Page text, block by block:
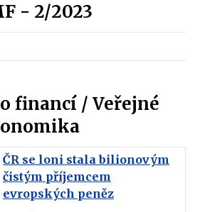
- 2/2023
financí / Veřejné
ČR se loni stala bilionovým
čistým příjemcem
evropských peněz